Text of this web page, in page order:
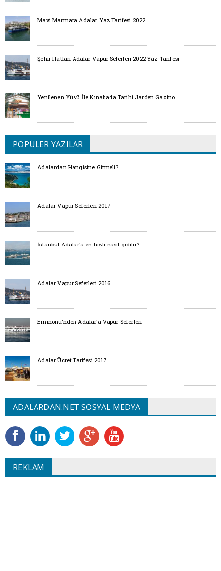
Mavi Marmara Adalar Yaz Tarifesi 2022
Şehir Hatları Adalar Vapur Seferleri 2022 Yaz Tarifesi
Yenilenen Yüzü İle Kınalıada Tarihi Jarden Gazino
POPÜLER YAZILAR
Adalardan Hangisine Gitmeli?
Adalar Vapur Seferleri 2017
İstanbul Adalar’a en hızlı nasıl gidilir?
Adalar Vapur Seferleri 2016
Eminönü’nden Adalar’a Vapur Seferleri
Adalar Ücret Tarifesi 2017
ADALARDAN.NET SOSYAL MEDYA
REKLAM